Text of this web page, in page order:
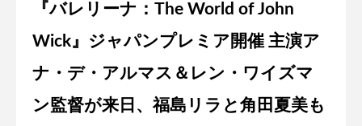
『バレリーナ：The World of John
Wick』ジャパンプレミア開催 主演ア
ナ・デ・アルマス＆レン・ワイズマ
ン監督が来日、福島リラと角田夏美も